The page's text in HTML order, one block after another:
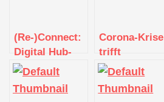
(Re-)Connect:
Digital Hub-
Netzwerk
Baden-
Württemberg
Corona-Krise
trifft
Gründerinnen
besonders
hart